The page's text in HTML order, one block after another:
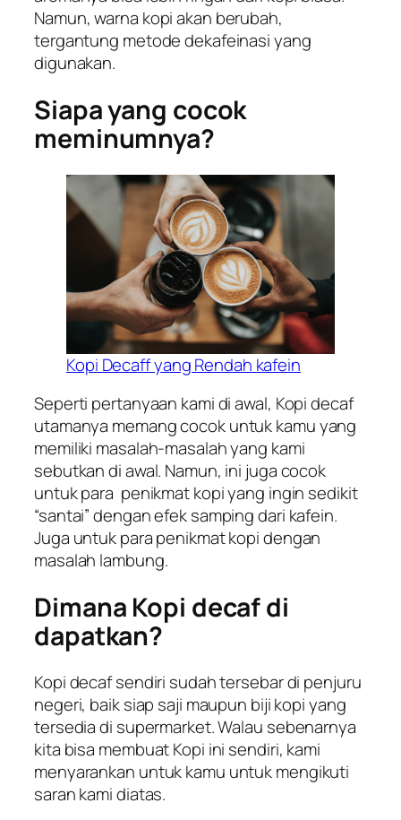
Namun, warna kopi akan berubah,
tergantung metode dekafeinasi yang
digunakan.
Siapa yang cocok
meminumnya?
Kopi Decaff yang Rendah kafein
Seperti pertanyaan kami di awal, Kopi decaf
utamanya memang cocok untuk kamu yang
memiliki masalah-masalah yang kami
sebutkan di awal. Namun, ini juga cocok
untuk para penikmat kopi yang ingin sedikit
“santai” dengan efek samping dari kafein.
Juga untuk para penikmat kopi dengan
masalah lambung.
Dimana Kopi decaf di
dapatkan?
Kopi decaf sendiri sudah tersebar di penjuru
negeri, baik siap saji maupun biji kopi yang
tersedia di supermarket. Walau sebenarnya
kita bisa membuat Kopi ini sendiri, kami
menyarankan untuk kamu untuk mengikuti
saran kami diatas.